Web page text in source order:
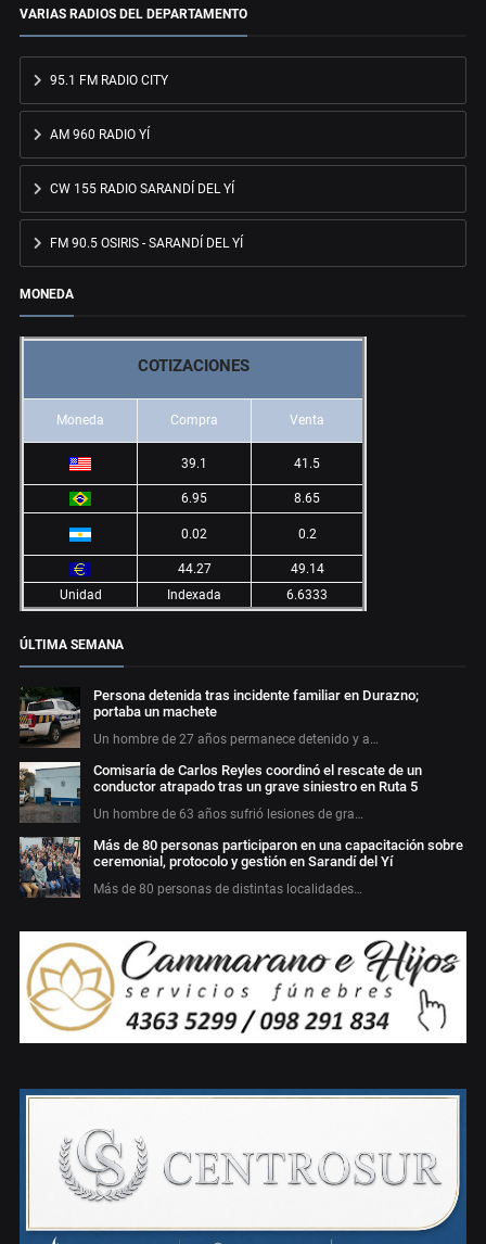
VARIAS RADIOS DEL DEPARTAMENTO
95.1 FM RADIO CITY
AM 960 RADIO YÍ
CW 155 RADIO SARANDÍ DEL YÍ
FM 90.5 OSIRIS - SARANDÍ DEL YÍ
MONEDA
COTIZACIONES
Moneda Compra Venta
39.1 41.5
6.95 8.65
0.02 0.2
44.27
49.14
Unidad
Indexada 6.6333
ÚLTIMA SEMANA
Persona detenida tras incidente familiar en Durazno;
portaba un machete
Un hombre de 27 años permanece detenido y a…
Comisaría de Carlos Reyles coordinó el rescate de un
conductor atrapado tras un grave siniestro en Ruta 5
Un hombre de 63 años sufrió lesiones de gra…
Más de 80 personas participaron en una capacitación sobre
ceremonial, protocolo y gestión en Sarandí del Yí
Más de 80 personas de distintas localidades…